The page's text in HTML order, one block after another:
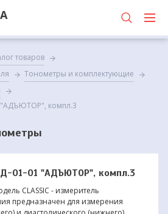
товаров
Тонометры и комплектующие
компл.3
01-01 "АДЪЮТОР", компл.3
CLASSIC - измеритель
предназначен для измерения